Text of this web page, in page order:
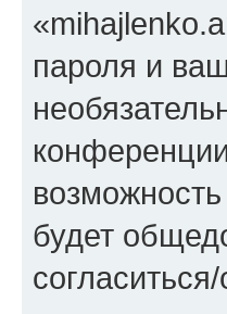
пароля и
будет